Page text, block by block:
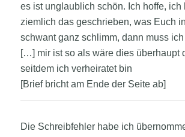
es ist unglaublich schön. Ich hoffe, ich
ziemlich das geschrieben, was Euch
schwant ganz schlimm, dann muss
[…] mir ist so als wäre dies überhaupt
seitdem ich verheiratet bin
[Brief bricht am Ende der Seite ab]
Die Schreibfehler habe ich